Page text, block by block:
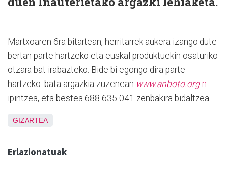
Martxoaren 6ra bitartean, herritarrek aukera izango dute
bertan parte hartzeko eta euskal produktuekin osaturiko
otzara bat irabazteko. Bide bi egongo dira parte
hartzeko: bata argazkia zuzenean www.anboto.org-n
ipintzea, eta bestea 688 635 041 zenbakira bidaltzea.
GIZARTEA
Erlazionatuak